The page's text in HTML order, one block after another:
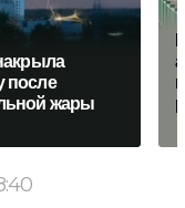
после
жары